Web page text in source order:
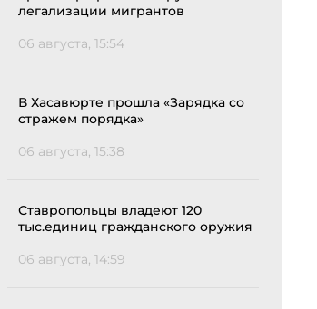
легализации мигрантов
06 августа, 15:54
В Хасавюрте прошла «Зарядка со
стражем порядка»
06 августа, 15:38
Ставропольцы владеют 120
тыс.единиц гражданского оружия
06 августа, 14:59